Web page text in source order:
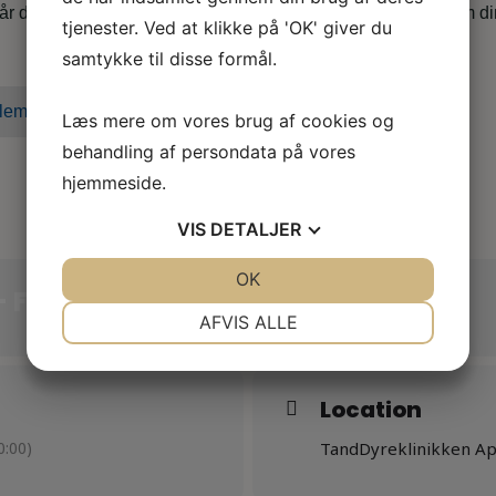
du er i tvivl, skal skal godt videre eller søger nyt, både som
i dag
FOR TANDFEER
Location
TandDyreklinikken
tjenester. Ved at klikke på 'OK' giver du
samtykke til disse formål.
Læs mere om vores brug af cookies og
behandling af persondata på vores
hjemmeside.
VIS DETALJER
AFVIS ALLE
OK